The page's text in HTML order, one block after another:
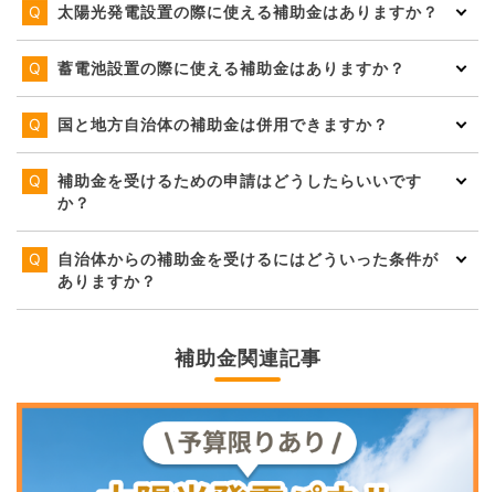
太陽光発電設置の際に使える補助金はありますか？
蓄電池設置の際に使える補助金はありますか？
国と地方自治体の補助金は併用できますか？
補助金を受けるための申請はどうしたらいいです
か？
自治体からの補助金を受けるにはどういった条件が
ありますか？
補助金関連記事